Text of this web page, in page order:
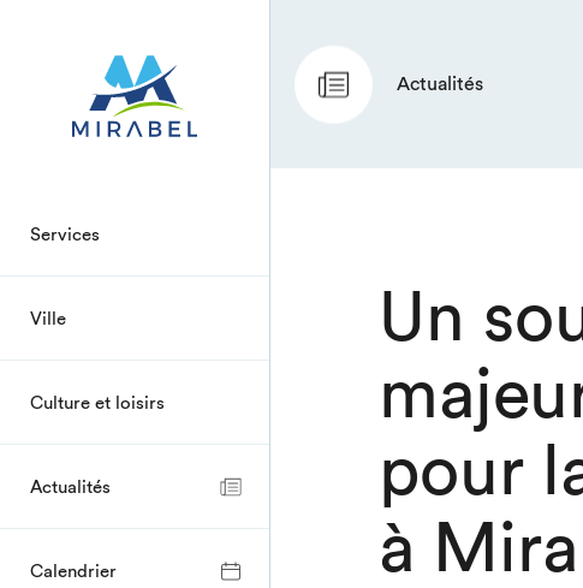
Services
Ville
Culture et loisirs
Actualités
Calendrier
Actualités
Un
pour
à